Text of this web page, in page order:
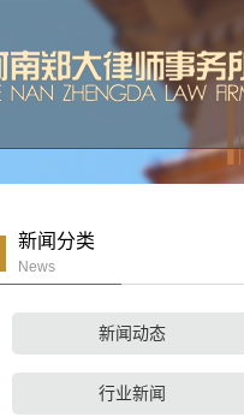
新闻分类
News
新闻动态
行业新闻